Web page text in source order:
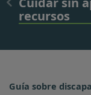
recursos
Guía sobre